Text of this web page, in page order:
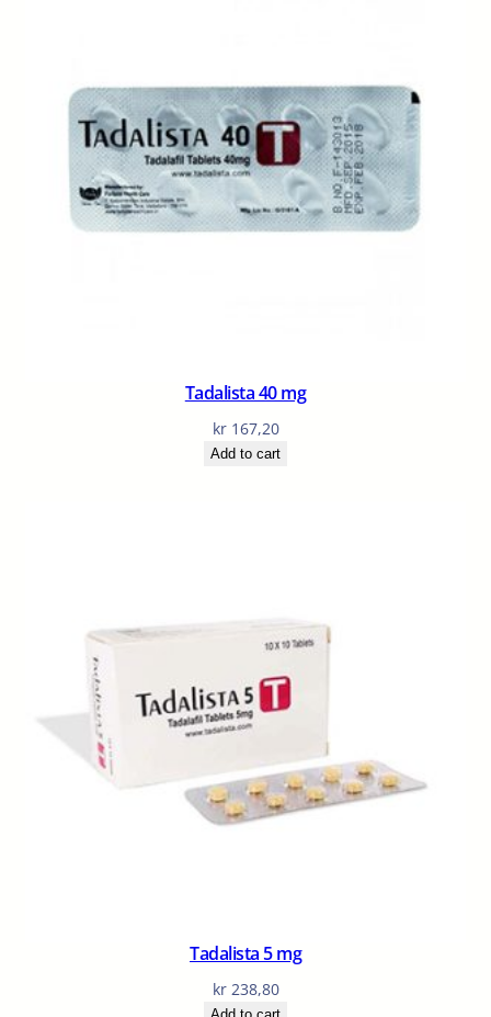
Tadalista 40 mg
kr167,20
Add to cart
Tadalista 5 mg
kr238,80